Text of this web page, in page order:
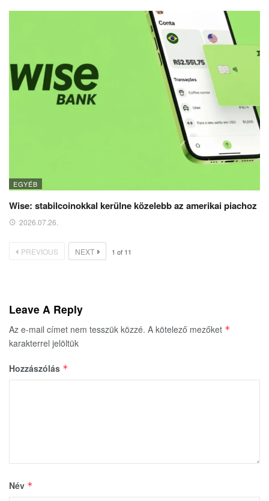
EGYÉB
Wise: stabilcoinokkal kerülne közelebb az amerikai piachoz
2026.07.26.
PREVIOUS NEXT 1 of 11
Leave A Reply
Az e-mail címet nem tesszük közzé. A kötelező mezőket *
karakterrel jelöltük
Hozzászólás *
Név *